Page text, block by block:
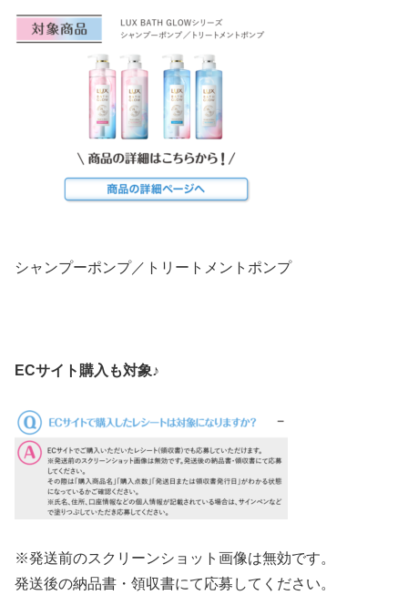
シャンプーポンプ／トリートメントポンプ
ECサイト購入も対象♪
※発送前のスクリーンショット画像は無効です。
発送後の納品書・領収書にて応募してください。